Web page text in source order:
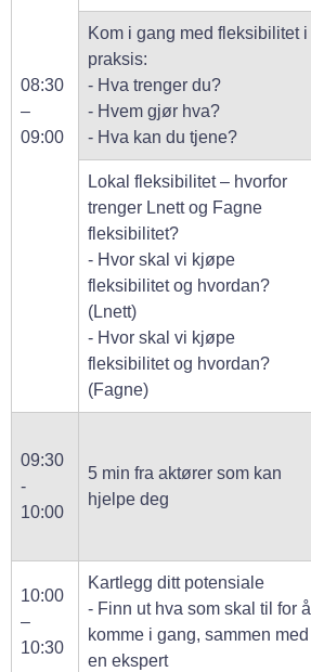
08:30
–
09:00
Kom i gang med fleksibilitet i
praksis:
- Hva trenger du?
- Hvem gjør hva?
- Hva kan du tjene?
Lokal fleksibilitet – hvorfor
trenger Lnett og Fagne
fleksibilitet?
- Hvor skal vi kjøpe
fleksibilitet og hvordan?
(Lnett)
- Hvor skal vi kjøpe
fleksibilitet og hvordan?
(Fagne)
09:30
-
10:00
5 min fra aktører som kan
hjelpe deg
10:00
–
10:30
Kartlegg ditt potensiale
- Finn ut hva som skal til for å
komme i gang, sammen med
en ekspert